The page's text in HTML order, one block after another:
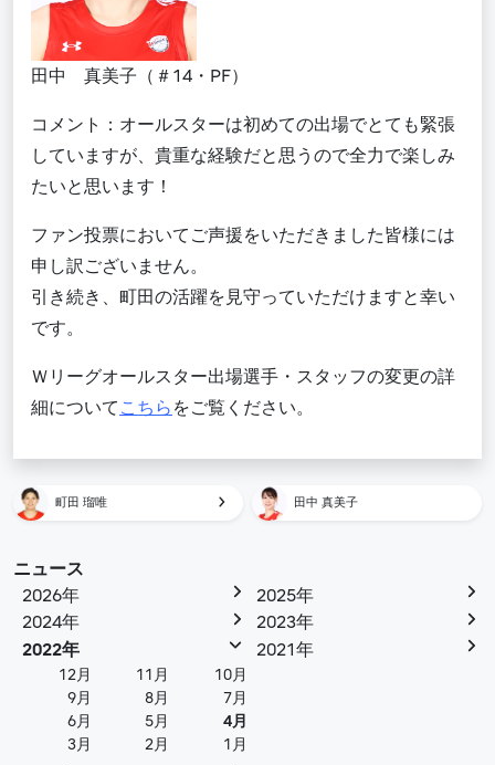
田中 真美子（＃14・PF）
コメント：オールスターは初めての出場でとても緊張
していますが、貴重な経験だと思うので全力で楽しみ
たいと思います！
ファン投票においてご声援をいただきました皆様には
申し訳ございません。
引き続き、町田の活躍を見守っていただけますと幸い
です。
Ｗリーグオールスター出場選手・スタッフの変更の詳
細について こちら をご覧ください。
町田 瑠唯 田中 真美子
ニュース
2026年
2025年
2024年
2023年
2022年
12月 11月
10月
9月
8月
7月
6月
5月
4月
3月
2月 1月
2021年